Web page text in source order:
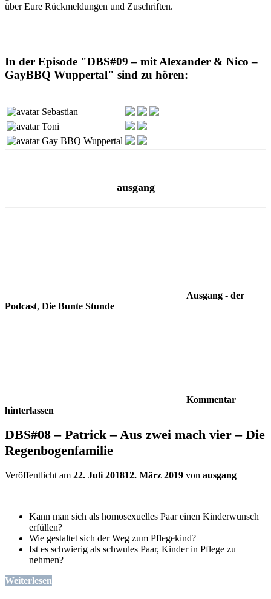
über Eure Rückmeldungen und Zuschriften.
In der Episode "DBS#09 – mit Alexander & Nico –
GayBBQ Wuppertal" sind zu hören:
Sebastian
Toni
Gay BBQ Wuppertal
ausgang
Ausgang - der
Podcast, Die Bunte Stunde
Kommentar
hinterlassen
DBS#08 – Patrick – Aus zwei mach vier – Die
Regenbogenfamilie
Veröffentlicht am 22. Juli 201812. März 2019 von ausgang
Kann man sich als homosexuelles Paar einen Kinderwunsch
erfüllen?
Wie gestaltet sich der Weg zum Pflegekind?
Ist es schwierig als schwules Paar, Kinder in Pflege zu
nehmen?
Weiterlesen